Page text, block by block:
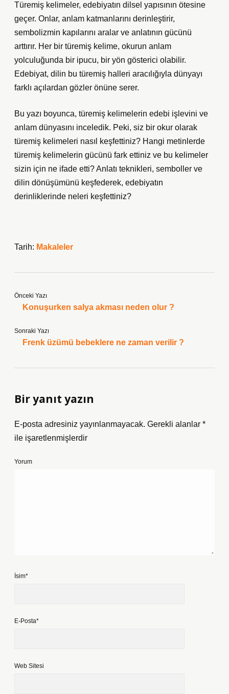
Türemiş kelimeler, edebiyatın dilsel yapısının ötesine
geçer. Onlar, anlam katmanlarını derinleştirir,
sembolizmin kapılarını aralar ve anlatının gücünü
arttırır. Her bir türemiş kelime, okurun anlam
yolculuğunda bir ipucu, bir yön gösterici olabilir.
Edebiyat, dilin bu türemiş halleri aracılığıyla dünyayı
farklı açılardan gözler önüne serer.
Bu yazı boyunca, türemiş kelimelerin edebi işlevini ve
anlam dünyasını inceledik. Peki, siz bir okur olarak
türemiş kelimeleri nasıl keşfettiniz? Hangi metinlerde
türemiş kelimelerin gücünü fark ettiniz ve bu kelimeler
sizin için ne ifade etti? Anlatı teknikleri, semboller ve
dilin dönüşümünü keşfederek, edebiyatın
derinliklerinde neleri keşfettiniz?
Tarih: Makaleler
Önceki Yazı
Konuşurken salya akması neden olur ?
Sonraki Yazı
Frenk üzümü bebeklere ne zaman verilir ?
Bir yanıt yazın
E-posta adresiniz yayınlanmayacak. Gerekli alanlar *
ile işaretlenmişlerdir
Yorum
İsim*
E-Posta*
Web Sitesi